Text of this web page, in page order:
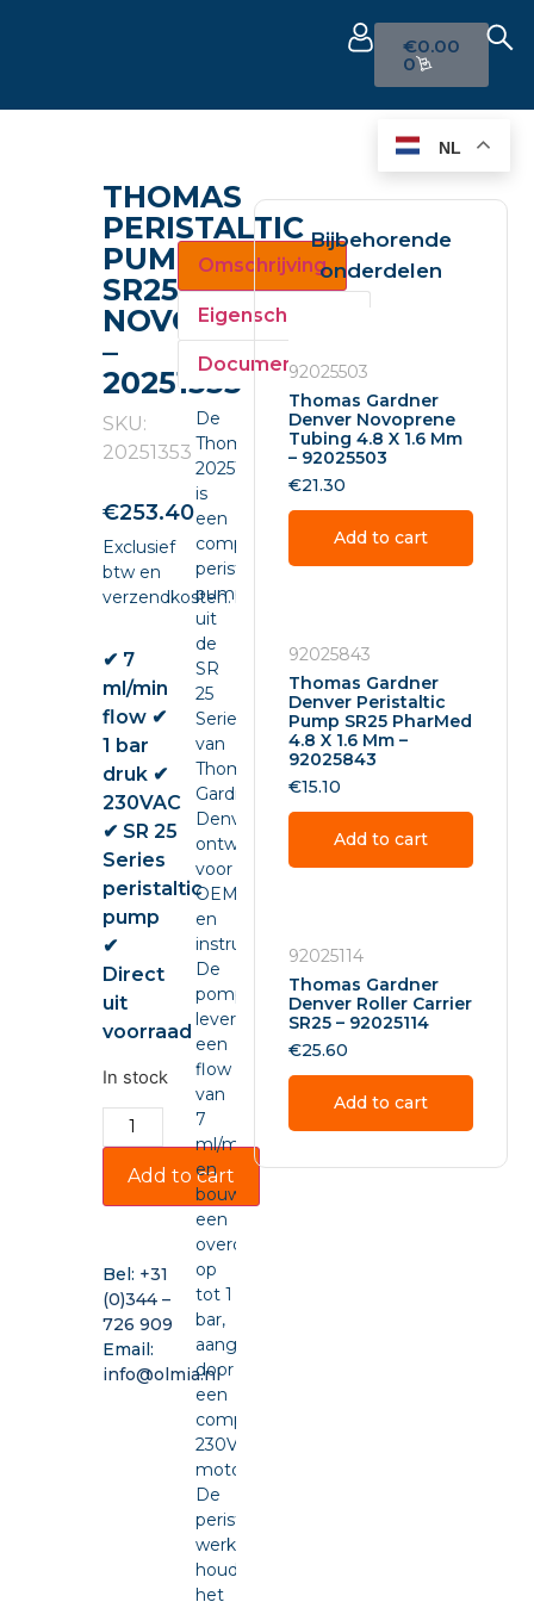
€0.00
0
THOMAS
PERISTALTIC
PUMP
SR25
NOVOPRENE
–
20251353
SKU:
20251353
€253.40
Exclusief
btw en
verzendkosten.
✔ 7
ml/min
flow ✔
1 bar
druk ✔
230VAC
✔ SR 25
Series
peristaltic
pump
✔
Direct
uit
voorraad
In stock
Add to cart
Bel: +31
(0)344 –
726 909
Email:
info@olmia.nl
Omschrijving
Eigenschappen
Documenten
De
Thomas
20251353
is
een
compacte
peristaltic
pump
uit
de
SR
25
Series
van
Thomas
Gardner
Denver,
ontwikkeld
voor
OEM-
en
instrumentintegratie.
De
pomp
levert
een
flow
van
7
ml/min
en
bouwt
een
overdruk
op
tot 1
bar,
aangedreven
door
een
compacte
230VAC-
motor.
De
peristaltische
werking
houdt
het
Bijbehorende
onderdelen
92025503
Thomas Gardner
Denver Novoprene
Tubing 4.8 X 1.6 Mm
– 92025503
€21.30
Add to cart
92025843
Thomas Gardner
Denver Peristaltic
Pump SR25 PharMed
4.8 X 1.6 Mm –
92025843
€15.10
Add to cart
92025114
Thomas Gardner
Denver Roller Carrier
SR25 – 92025114
€25.60
Add to cart
NL